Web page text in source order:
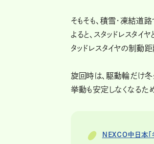
そもそも、積雪・凍結道
よると、スタッドレスタ
タッドレスタイヤの制動
旋回時は、駆動輪だけ冬
挙動も安定しなくなるた
NEXCO中日本「